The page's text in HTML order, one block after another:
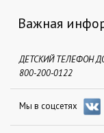
Важная
ДЕТСКИЙ ТЕЛЕФОН
800-200-0122
Мы в соцсетях